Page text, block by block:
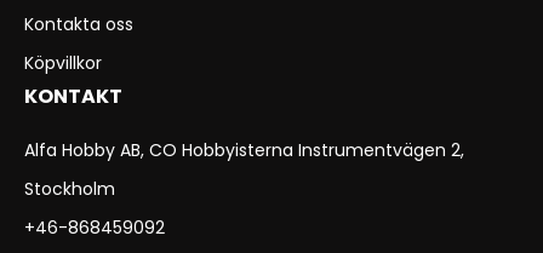
Kontakta oss
Köpvillkor
KONTAKT
Alfa Hobby AB, CO Hobbyisterna Instrumentvägen 2,
Stockholm
+46-868459092